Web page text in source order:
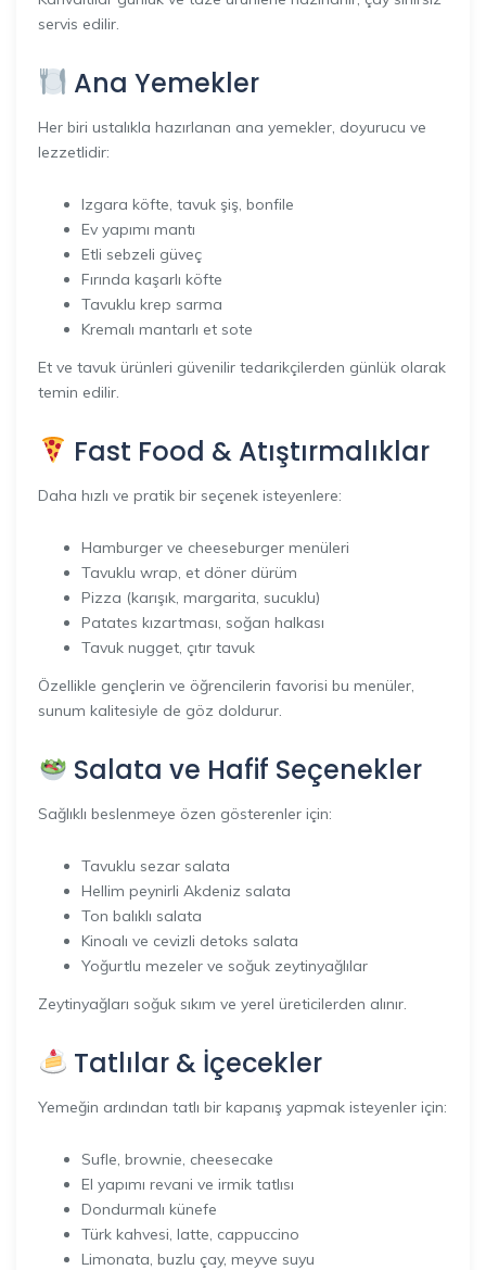
servis edilir.
Ana Yemekler
Her biri ustalıkla hazırlanan ana yemekler, doyurucu ve
lezzetlidir:
Izgara köfte, tavuk şiş, bonfile
Ev yapımı mantı
Etli sebzeli güveç
Fırında kaşarlı köfte
Tavuklu krep sarma
Kremalı mantarlı et sote
Et ve tavuk ürünleri güvenilir tedarikçilerden günlük olarak
temin edilir.
Fast Food & Atıştırmalıklar
Daha hızlı ve pratik bir seçenek isteyenlere:
Hamburger ve cheeseburger menüleri
Tavuklu wrap, et döner dürüm
Pizza (karışık, margarita, sucuklu)
Patates kızartması, soğan halkası
Tavuk nugget, çıtır tavuk
Özellikle gençlerin ve öğrencilerin favorisi bu menüler,
sunum kalitesiyle de göz doldurur.
Salata ve Hafif Seçenekler
Sağlıklı beslenmeye özen gösterenler için:
Tavuklu sezar salata
Hellim peynirli Akdeniz salata
Ton balıklı salata
Kinoalı ve cevizli detoks salata
Yoğurtlu mezeler ve soğuk zeytinyağlılar
Zeytinyağları soğuk sıkım ve yerel üreticilerden alınır.
Tatlılar & İçecekler
Yemeğin ardından tatlı bir kapanış yapmak isteyenler için:
Sufle, brownie, cheesecake
El yapımı revani ve irmik tatlısı
Dondurmalı künefe
Türk kahvesi, latte, cappuccino
Limonata, buzlu çay, meyve suyu